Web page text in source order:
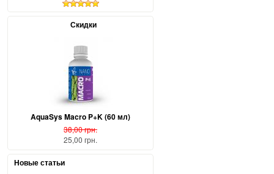
Скидки
AquaSys Macro P+K (60 мл)
38,00 грн.
25,00 грн.
Новые статьи